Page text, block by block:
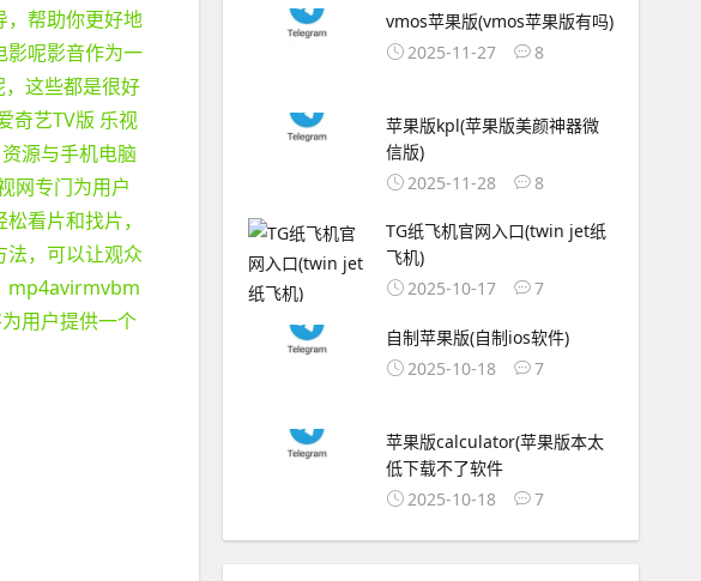
，帮助你更好地
影呢影音作为一
这些都是很好
奇艺TV版 乐视
源与手机电脑
网专门为用户
看片和找片，
，可以让观众
mp4avirmvbm
用户提供一个
vmos苹果版(vmos苹果版有吗)
2025-11-27
8
苹果版kpl(苹果版美颜神器微
信版)
2025-11-28
8
TG纸飞机官网入口(twin jet纸
飞机)
2025-10-17
7
自制苹果版(自制ios软件)
2025-10-18
7
苹果版calculator(苹果版本太
低下载不了软件
2025-10-18
7